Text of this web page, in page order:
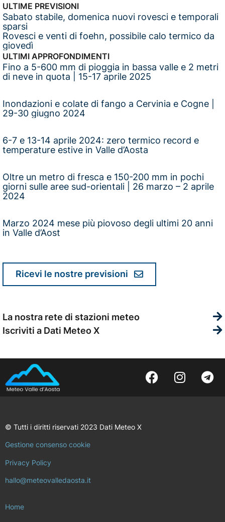
ULTIME PREVISIONI
Sabato stabile, domenica nuovi rovesci e temporali
sparsi
Rovesci e venti di foehn, possibile calo termico da
giovedì
ULTIMI APPROFONDIMENTI
Fino a 5-600 mm di pioggia in bassa valle e 2 metri
di neve in quota | 15-17 aprile 2025
Inondazioni e colate di fango a Cervinia e Cogne |
29-30 giugno 2024
6-7 e 13-14 aprile 2024: zero termico record e
temperature estive in Valle d’Aosta
Oltre un metro di fresca e 150-200 mm in pochi
giorni sulle aree sud-orientali | 26 marzo – 2 aprile
2024
Marzo 2024 mese più piovoso degli ultimi 20 anni
in Valle d’Aost
Ricevi le nostre previsioni
La nostra rete di stazioni meteo
Iscriviti a Dati Meteo X
© Tutti i diritti riservati 2023 Dati Meteo X
Gestione consenso cookie
Privacy Policy
hallo@meteovalledaosta.it
Home